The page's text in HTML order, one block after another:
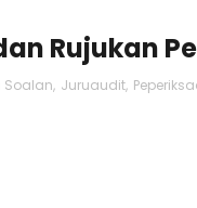
Rujukan
Soalan, Juruaudit,